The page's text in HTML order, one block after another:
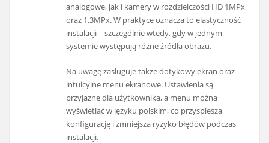
analogowe, jak i kamery w rozdzielczości HD 1MPx
oraz 1,3MPx. W praktyce oznacza to elastyczność
instalacji – szczególnie wtedy, gdy w jednym
systemie występują różne źródła obrazu.
Na uwagę zasługuje także dotykowy ekran oraz
intuicyjne menu ekranowe. Ustawienia są
przyjazne dla użytkownika, a menu można
wyświetlać w języku polskim, co przyspiesza
konfigurację i zmniejsza ryzyko błędów podczas
instalacji.